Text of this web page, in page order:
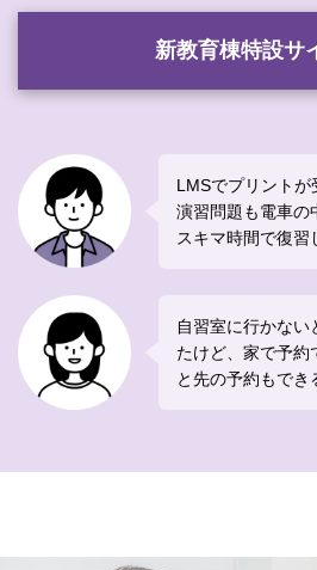
新教育棟特設サ
LMSでプリントが
演習問題も電車の
スキマ時間で復習
自習室に行かない
たけど、家で予約
と先の予約もでき